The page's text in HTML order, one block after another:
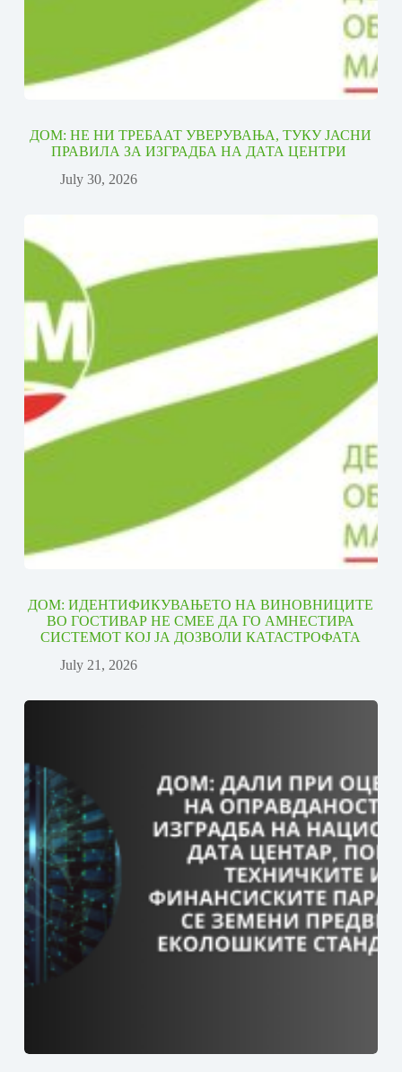
ДОМ: НЕ НИ ТРЕБААТ УВЕРУВАЊА, ТУКУ ЈАСНИ
ПРАВИЛА ЗА ИЗГРАДБА НА ДАТА ЦЕНТРИ
July 30, 2026
ДОМ: ИДЕНТИФИКУВАЊЕТО НА ВИНОВНИЦИТЕ
ВО ГОСТИВАР НЕ СМЕЕ ДА ГО АМНЕСТИРА
СИСТЕМОТ КОЈ ЈА ДОЗВОЛИ КАТАСТРОФАТА
July 21, 2026